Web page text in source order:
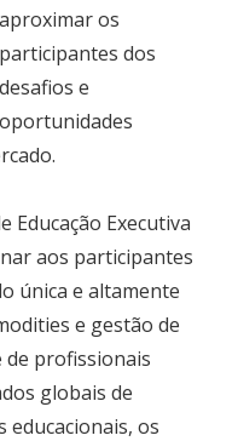
aproximar os
participantes dos
desafios e
oportunidades
Educação Executiva
aos participantes
única e altamente
e gestão de
de profissionais
globais de
educacionais, os